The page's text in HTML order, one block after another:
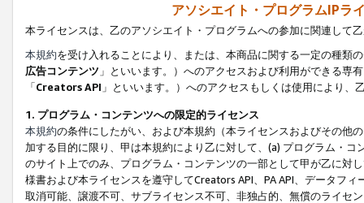
アソシエイト・プログラムIPラ
本ライセンスは、乙のアソシエイト・プログラムへの参加に関連して
本規約を受け入れることにより、または、本商品に関する一定の種類
広告コンテンツ 」といいます。）へのアクセスおよび利用ができる専
「Creators API 」といいます。）へのアクセスもしくは使用により
1. プログラム・コンテンツへの限定的ライセンス
本規約の条件にしたがい、および本規約（本ライセンスおよびその他
加する目的に限り、甲は本規約により乙に対して、(a) プログラム・
のサイト上でのみ、プログラム・コンテンツの一部として甲が乙に対
様書および本ライセンスを遵守してCreators API、PA API、データフ
取消可能、譲渡不可、サブライセンス不可、非独占的、無償のライセ